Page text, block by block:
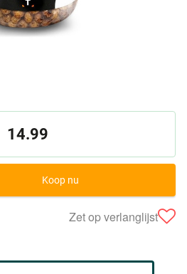
14.99
Koop nu
Zet op verlanglijst